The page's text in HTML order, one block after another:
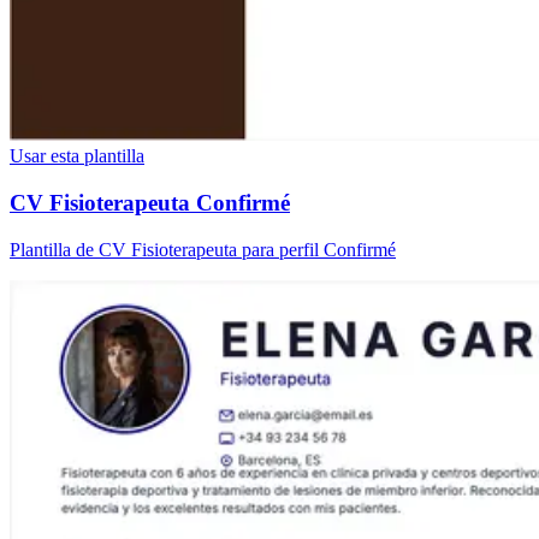
Usar esta plantilla
CV Fisioterapeuta Confirmé
Plantilla de CV Fisioterapeuta para perfil Confirmé